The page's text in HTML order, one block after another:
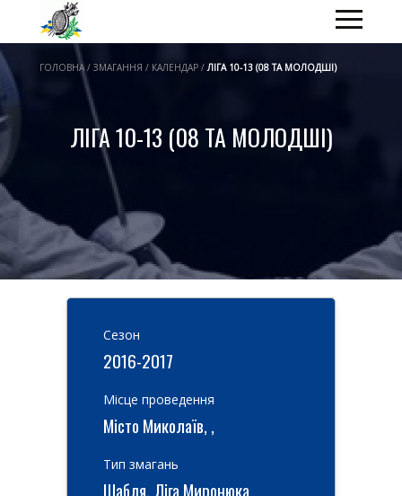
ГОЛОВНА / ЗМАГАННЯ / КАЛЕНДАР /ЛІГА 10-13 (08 ТА МОЛОДШІ)
ЛІГА 10-13 (08 ТА МОЛОДШІ)
Cезон
2016-2017
Місце проведення
Місто Миколаїв, ,
Тип змагань
Шабля, Ліга Миронюка